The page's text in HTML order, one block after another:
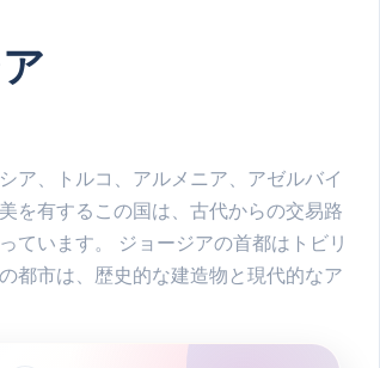
ア、トルコ、アルメニア、アゼルバイ
を有するこの国は、古代からの交易路
ています。 ジョージアの首都はトビリ
都市は、歴史的な建造物と現代的なア